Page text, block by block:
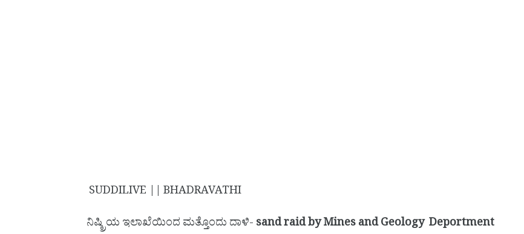
SUDDILIVE || BHADRAVATHI
ನಿಷ್ಕ್ರಿಯ ಇಲಾಖೆಯಿಂದ ಮತ್ತೊಂದು ದಾಳಿ- sand raid by Mines and Geology Deportment